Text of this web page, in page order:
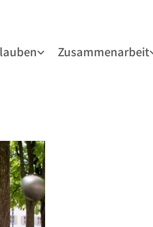
Zusammenarbeit